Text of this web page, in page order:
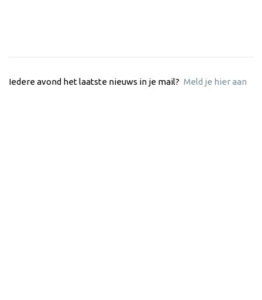
Iedere avond het laatste nieuws in je mail? Meld je hier aan